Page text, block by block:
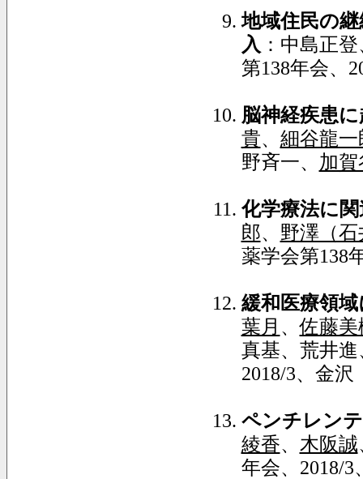
地域住民の
入 ：中島正
第138年会、
脳神経疾患
貴、 細谷龍一
野斉一、 加賀
化学療法に
郎、 野澤（
薬学会第138
緩和医療領
葉月 、佐藤美
真基、荒井
2018/3、金沢
ペンチレン
綾香、 木阪誠
年会、2018/3